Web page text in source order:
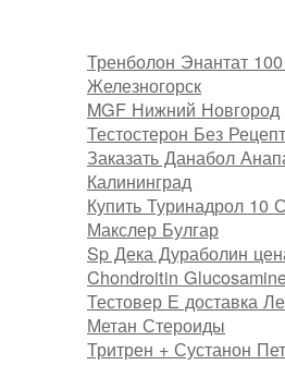
Тренболон Энантат
Железногорск
MGF Нижний Новгород
Тестостерон Без
Заказать Данабол
Калининград
Купить Туринадрол 10
Макслер Булгар
Sp Дека Дураболин
Chondroitin
Тестовер Е доставка
Метан Стероиды
Тритрен + Сустанон